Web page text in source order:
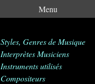
Styles, Genres de Musique
Interprètes Musiciens
Instruments utilisés
Compositeurs
Menu